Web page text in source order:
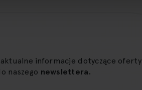
informacje dotyczące oferty
naszego newslettera.